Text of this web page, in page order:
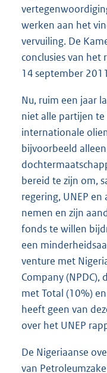
werken aan het
vervuiling. De
conclusies van
14 september
Nu, ruim een jaar
niet alle partijen te
internationale
bijvoorbeeld
bereid te zijn om,
regering, UNEP
nemen en zijn
fonds te willen
een
venture met
Company
met Total (10%)
heeft geen van
over het UNEP
De Nigeriaanse
van